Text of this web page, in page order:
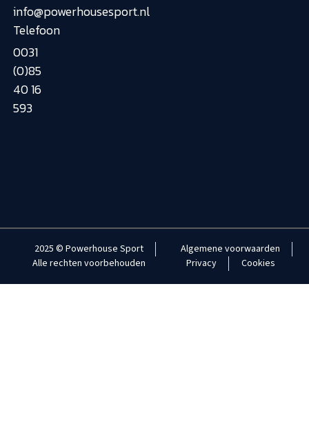
info@powerhousesport.nl
Telefoon
0031
(0)85
40 16
593
2025 © Powerhouse Sport
Alle rechten voorbehouden
Algemene voorwaarden
Privacy
Cookies